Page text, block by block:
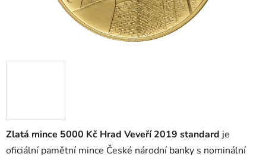
Zlatá mince 5000 Kč Hrad Veveří 2019 standard je
oficiální pamětní mince České národní banky s nominální